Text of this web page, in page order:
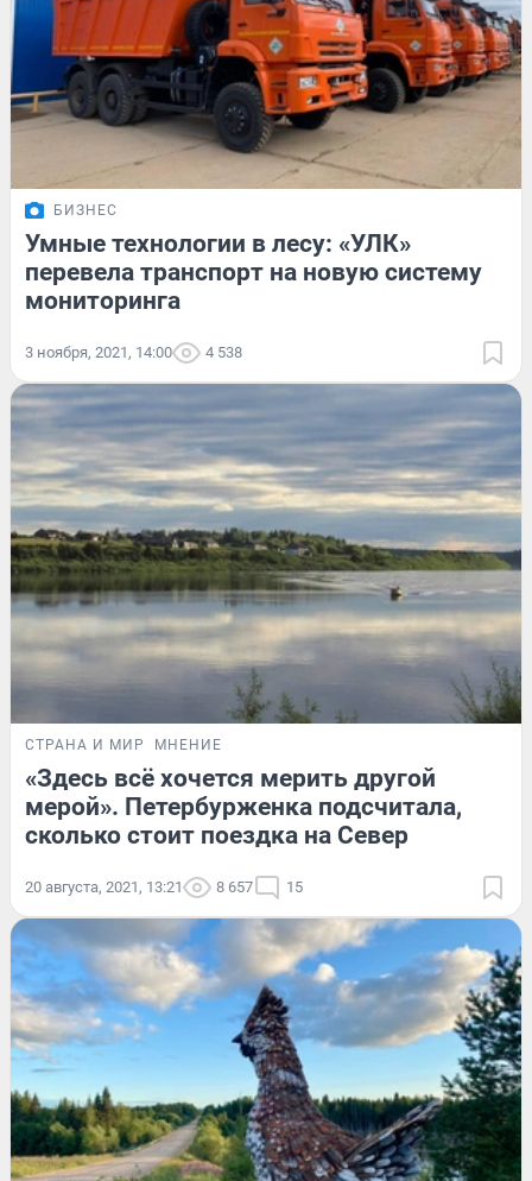
БИЗНЕС
Умные технологии в лесу: «УЛК»
перевела транспорт на новую систему
мониторинга
3 ноября, 2021, 14:00 4 538
СТРАНА И МИР МНЕНИЕ
«Здесь всё хочется мерить другой
мерой». Петербурженка подсчитала,
сколько стоит поездка на Север
20 августа, 2021, 13:21 8 657 15